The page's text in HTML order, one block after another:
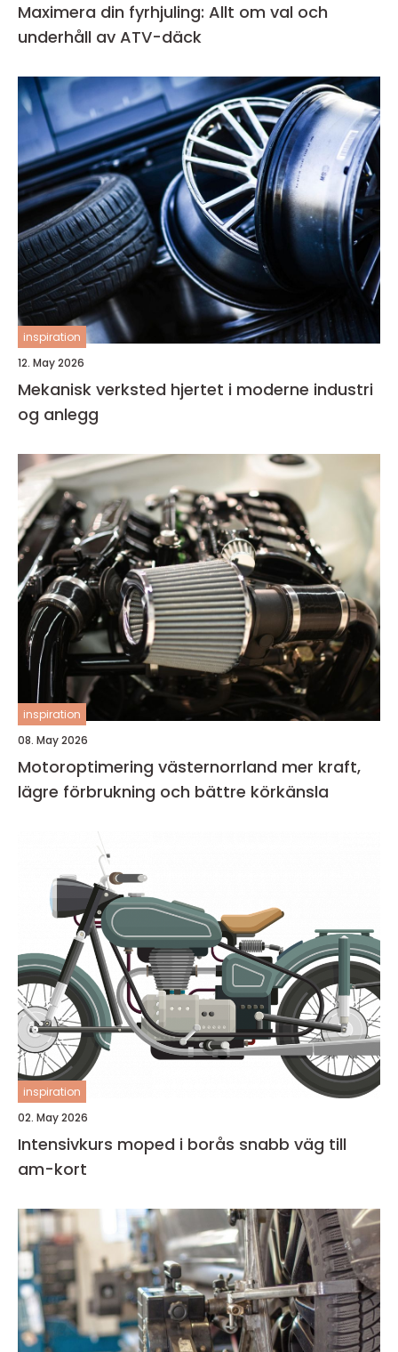
Maximera din fyrhjuling: Allt om val och
underhåll av ATV-däck
inspiration
12. May 2026
Mekanisk verksted hjertet i moderne industri
og anlegg
inspiration
08. May 2026
Motoroptimering västernorrland mer kraft,
lägre förbrukning och bättre körkänsla
inspiration
02. May 2026
Intensivkurs moped i borås snabb väg till
am-kort